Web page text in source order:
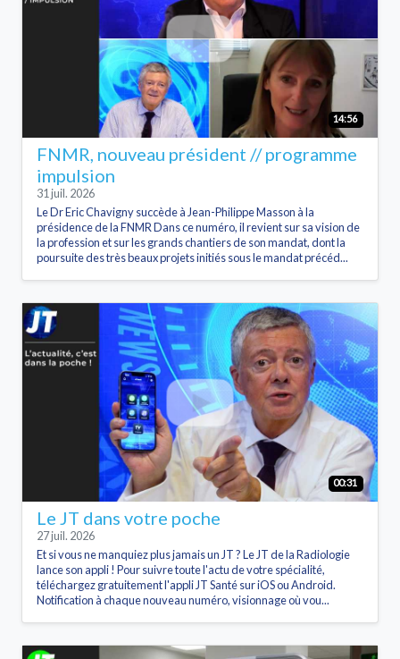
14:56
FNMR, nouveau président // programme
impulsion
31 juil. 2026
Le Dr Eric Chavigny succède à Jean-Philippe Masson à la
présidence de la FNMR Dans ce numéro, il revient sur sa vision de
la profession et sur les grands chantiers de son mandat, dont la
poursuite des très beaux projets initiés sous le mandat précéd...
00:31
Le JT dans votre poche
27 juil. 2026
Et si vous ne manquiez plus jamais un JT ? Le JT de la Radiologie
lance son appli ! Pour suivre toute l'actu de votre spécialité,
téléchargez gratuitement l'appli JT Santé sur iOS ou Android.
Notification à chaque nouveau numéro, visionnage où vou...